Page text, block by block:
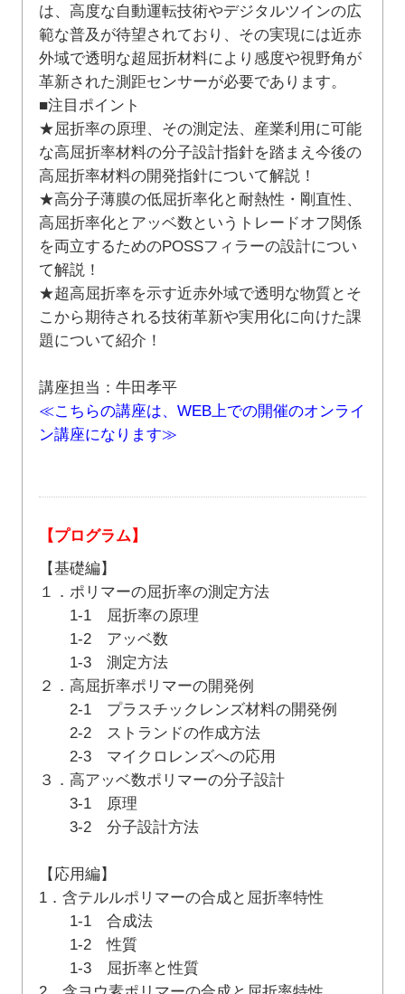
は、高度な自動運転技術やデジタルツインの広
範な普及が待望されており、その実現には近赤
外域で透明な超屈折材料により感度や視野角が
革新された測距センサーが必要であります。
■注目ポイント
★屈折率の原理、その測定法、産業利用に可能
な高屈折率材料の分子設計指針を踏まえ今後の
高屈折率材料の開発指針について解説！
★高分子薄膜の低屈折率化と耐熱性・剛直性、
高屈折率化とアッベ数というトレードオフ関係
を両立するためのPOSSフィラーの設計につい
て解説！
★超高屈折率を示す近赤外域で透明な物質とそ
こから期待される技術革新や実用化に向けた課
題について紹介！
講座担当：牛田孝平
≪こちらの講座は、WEB上での開催のオンライ
ン講座になります≫
【プログラム】
【基礎編】
１．ポリマーの屈折率の測定方法
1-1 屈折率の原理
1-2 アッベ数
1-3 測定方法
２．高屈折率ポリマーの開発例
2-1 プラスチックレンズ材料の開発例
2-2 ストランドの作成方法
2-3 マイクロレンズへの応用
３．高アッベ数ポリマーの分子設計
3-1 原理
3-2 分子設計方法
【応用編】
1．含テルルポリマーの合成と屈折率特性
1-1 合成法
1-2 性質
1-3 屈折率と性質